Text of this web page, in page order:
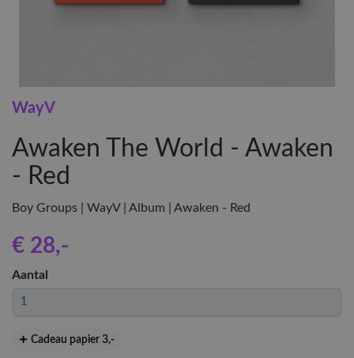
WayV
Awaken The World - Awaken
- Red
Boy Groups | WayV | Album | Awaken - Red
€ 28,-
Aantal
Cadeau papier 3,-